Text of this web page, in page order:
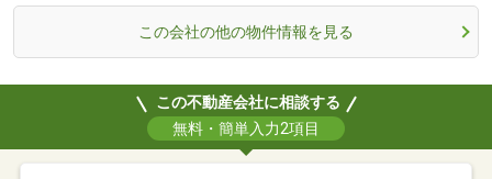
この会社の他の物件情報を見る
この不動産会社に相談する
無料・簡単入力2項目